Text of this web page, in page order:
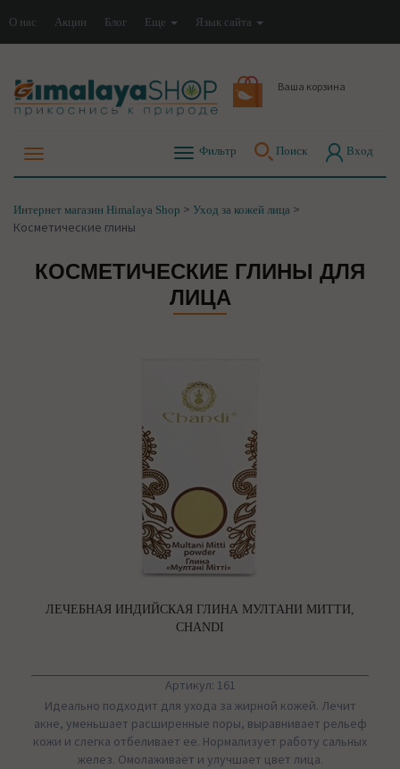
О нас Акции Блог Еще Язык сайта
Ваша корзина
Фильтр Поиск Вход
Интернет магазин Himalaya Shop > Уход за кожей лица >
Косметические глины
КОСМЕТИЧЕСКИЕ ГЛИНЫ ДЛЯ
ЛИЦА
ЛЕЧЕБНАЯ ИНДИЙСКАЯ ГЛИНА МУЛТАНИ МИТТИ,
CHANDI
Артикул: 161
Идеально подходит для ухода за жирной кожей. Лечит
акне, уменьшает расширенные поры, выравнивает рельеф
кожи и слегка отбеливает ее. Нормализует работу сальных
желез. Омолаживает и улучшает цвет лица.